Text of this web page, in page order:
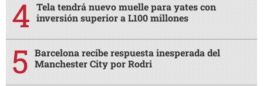
Tela tendrá nuevo muelle para yates con
inversión superior a L100 millones
Barcelona recibe respuesta inesperada del
Manchester City por Rodri